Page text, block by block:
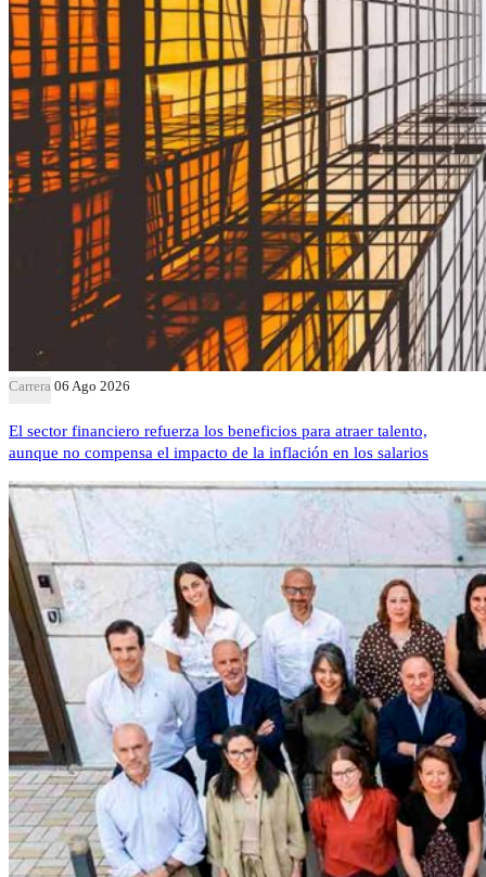
Carrera 06 Ago 2026
El sector financiero refuerza los beneficios para atraer talento,
aunque no compensa el impacto de la inflación en los salarios